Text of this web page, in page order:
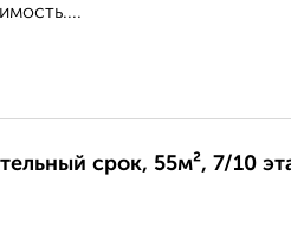
срок, 55м², 7/10